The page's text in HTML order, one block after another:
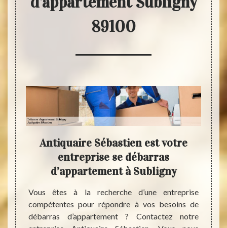
89100
du
Antiquaire Sébastien est votre
entreprise se débarras
d’appartement à Subligny
Vous êtes à la recherche d’une entreprise
compétentes pour répondre à vos besoins de
débarras d’appartement ? Contactez notre